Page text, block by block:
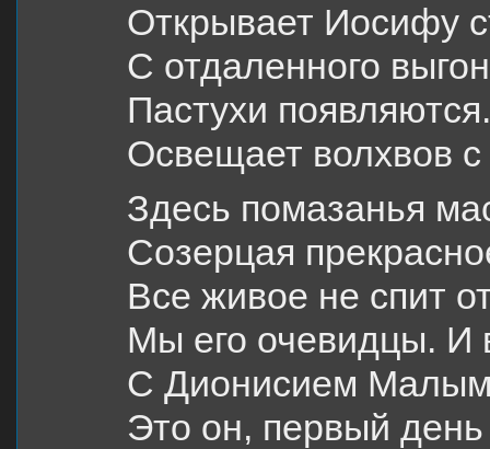
Открывает Иосифу
С отдаленного
Пастухи
Освещает волхвов
Здесь помазанья
Созерцая
Все живое не спит
Мы его очевидцы. И
С Дионисием
Это он, первый